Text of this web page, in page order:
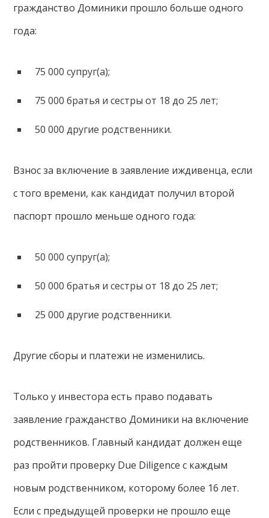
гражданство Доминики прошло больше одного
года:
75 000 супруг(а);
75 000 братья и сестры от 18 до 25 лет;
50 000 другие родственники.
Взнос за включение в заявление иждивенца, если
с того времени, как кандидат получил второй
паспорт прошло меньше одного года:
50 000 супруг(а);
50 000 братья и сестры от 18 до 25 лет;
25 000 другие родственники.
Другие сборы и платежи не изменились.
Только у инвестора есть право подавать
заявление гражданство Доминики на включение
родственников. Главный кандидат должен еще
раз пройти проверку Due Diligence с каждым
новым родственником, которому более 16 лет.
Если с предыдущей проверки не прошло еще